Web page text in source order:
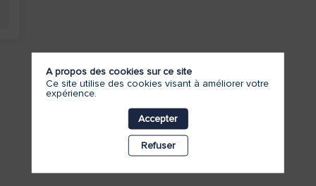
A propos des cookies sur ce site
Ce site utilise des cookies visant à améliorer votre
expérience.
Accepter
Refuser